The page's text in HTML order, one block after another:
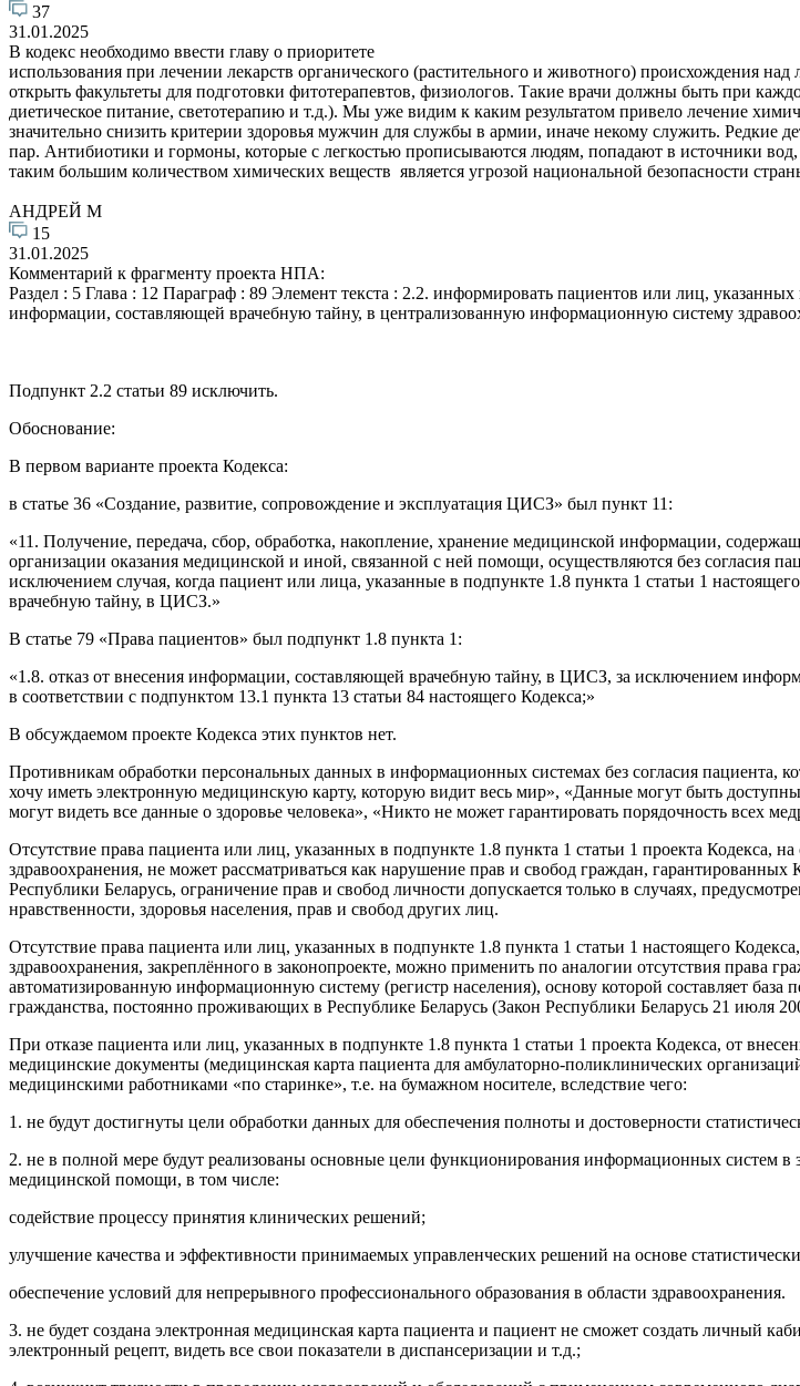
37
31.01.2025
В кодекс необходимо ввести главу о приоритете
использования при лечении лекарств органического (растительного и животного) происхождения
открыть факультеты для подготовки фитотерапевтов, физиологов. Такие врачи должны быть при
диетическое питание, светотерапию и т.д.). Мы уже видим к каким результатом привело лечение
значительно снизить критерии здоровья мужчин для службы в армии, иначе некому служить. Редкие
пар. Антибиотики и гормоны, которые с легкостью прописываются людям, попадают в источники
таким большим количеством химических веществ является угрозой национальной безопасности
АНДРЕЙ М
15
31.01.2025
Комментарий к фрагменту проекта НПА:
Раздел : 5 Глава : 12 Параграф : 89 Элемент текста : 2.2. информировать пациентов или лиц,
информации, составляющей врачебную тайну, в централизованную информационную систему
Подпункт 2.2 статьи 89 исключить.
Обоснование:
В первом варианте проекта Кодекса:
в статье 36 «Создание, развитие, сопровождение и эксплуатация ЦИСЗ» был пункт 11:
«11. Получение, передача, сбор, обработка, накопление, хранение медицинской информации,
организации оказания медицинской и иной, связанной с ней помощи, осуществляются без согласия
исключением случая, когда пациент или лица, указанные в подпункте 1.8 пункта 1 статьи 1
врачебную тайну, в ЦИСЗ.»
В статье 79 «Права пациентов» был подпункт 1.8 пункта 1:
«1.8. отказ от внесения информации, составляющей врачебную тайну, в ЦИСЗ, за исключением
в соответствии с подпунктом 13.1 пункта 13 статьи 84 настоящего Кодекса;»
В обсуждаемом проекте Кодекса этих пунктов нет.
Противникам обработки персональных данных в информационных системах без согласия пациента,
хочу иметь электронную медицинскую карту, которую видит весь мир», «Данные могут быть
могут видеть все данные о здоровье человека», «Никто не может гарантировать порядочность всех
Отсутствие права пациента или лиц, указанных в подпункте 1.8 пункта 1 статьи 1 проекта Кодекса,
здравоохранения, не может рассматриваться как нарушение прав и свобод граждан,
Республики Беларусь, ограничение прав и свобод личности допускается только в случаях,
нравственности, здоровья населения, прав и свобод других лиц.
Отсутствие права пациента или лиц, указанных в подпункте 1.8 пункта 1 статьи 1 настоящего
здравоохранения, закреплённого в законопроекте, можно применить по аналогии отсутствия права
автоматизированную информационную систему (регистр населения), основу которой составляет
гражданства, постоянно проживающих в Республике Беларусь (Закон Республики Беларусь 21 июля
При отказе пациента или лиц, указанных в подпункте 1.8 пункта 1 статьи 1 проекта Кодекса, от
медицинские документы (медицинская карта пациента для амбулаторно-поликлинических
медицинскими работниками «по старинке», т.е. на бумажном носителе, вследствие чего:
1. не будут достигнуты цели обработки данных для обеспечения полноты и достоверности
2. не в полной мере будут реализованы основные цели функционирования информационных систем
медицинской помощи, в том числе:
содействие процессу принятия клинических решений;
улучшение качества и эффективности принимаемых управленческих решений на основе
обеспечение условий для непрерывного профессионального образования в области здравоохранения.
3. не будет создана электронная медицинская карта пациента и пациент не сможет создать личный
электронный рецепт, видеть все свои показатели в диспансеризации и т.д.;